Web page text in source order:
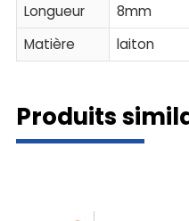
Longueur
8mm
Matière
laiton
Produits